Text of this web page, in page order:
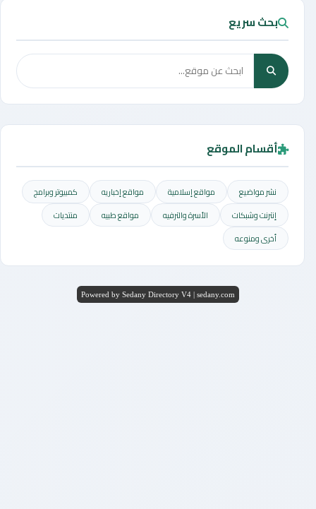
بحث سريع
أقسام الموقع
نشر مواضيع مواقع إسلامية مواقع إخباريه
كمبيوتر وبرامج
إنترنت وشبكات
الأسرة والترفيه مواقع طبيه
منتديات
أخرى ومنوعه
Powered by Sedany Directory V4 | sedany.com